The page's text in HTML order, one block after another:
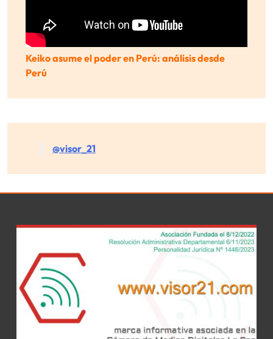
Keiko asume el poder en Perú: análisis desde
Perú
@visor_21